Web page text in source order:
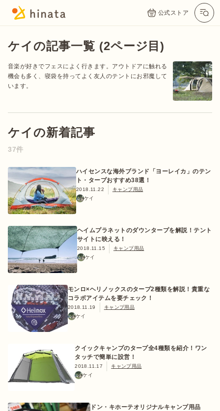
公式ストア
ケイの記事一覧 (2ページ目)
音楽が好きでフェスによく行きます。アウトドアに触れる
機会も多く、寝袋を持ってよく友人のテントにお邪魔して
います。
ケイの新着記事
37件
ハイセンスな海外ブランド「ヨーレイカ」のテン
ト・タープおすすめ38選！
2018.11.22
キャンプ用品
ケイ
ヘイムプラネットのダウンタープを解説！テント
サイトに映える！
2018.11.15
キャンプ用品
ケイ
モンロ×ヘリノックスのタープ2種類を解説！貴重な
コラボアイテムを要チェック！
2018.11.19
キャンプ用品
ケイ
クイックキャンプのタープ全4種類を紹介！ワン
タッチで簡単に設営！
2018.11.17
キャンプ用品
ケイ
ドン・キホーテオリジナルキャンプ用品
公式オンラインストア
おすすめ特集
キャンプ用品
キャンプ場
料理